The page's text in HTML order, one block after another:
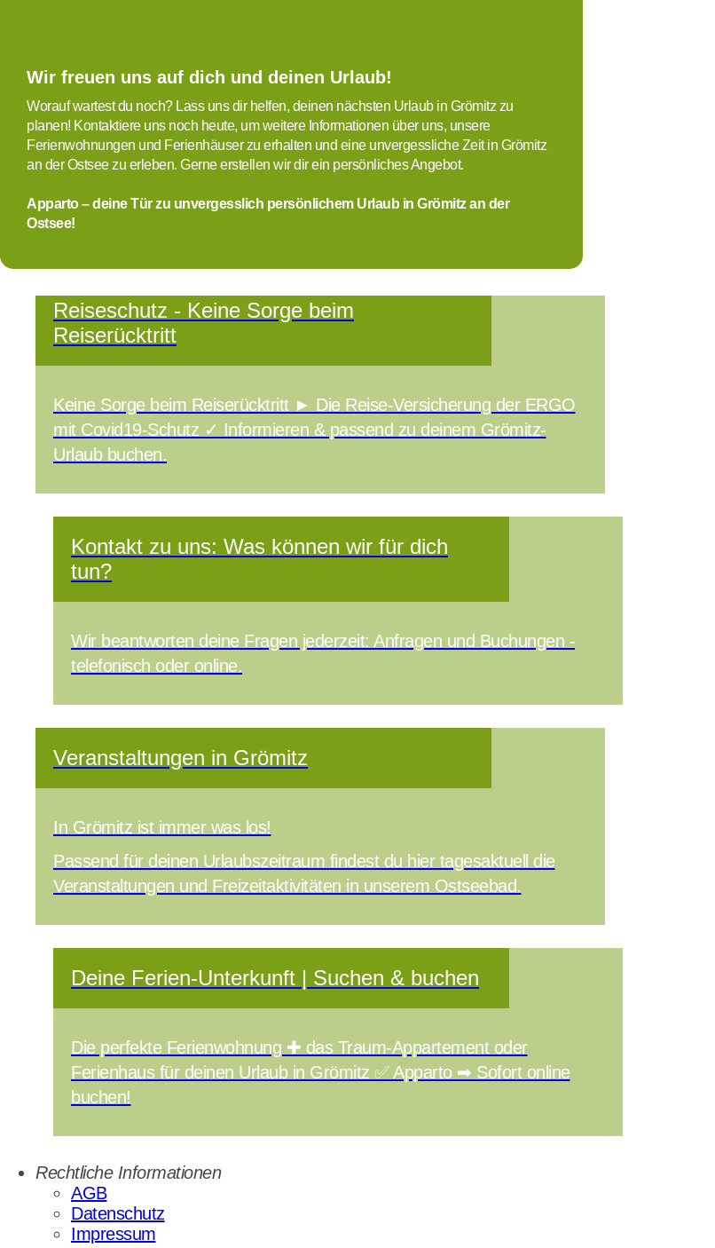
Wir freuen uns auf dich und deinen Urlaub!
Worauf wartest du noch? Lass uns dir helfen, deinen nächsten Urlaub in Grömitz zu
planen! Kontaktiere uns noch heute, um weitere Informationen über uns, unsere
Ferienwohnungen und Ferienhäuser zu erhalten und eine unvergessliche Zeit in Grömitz
an der Ostsee zu erleben. Gerne erstellen wir dir ein persönliches Angebot.
Apparto – deine Tür zu unvergesslich persönlichem Urlaub in Grömitz an der
Ostsee!
Reiseschutz - Keine Sorge beim
Reiserücktritt
Keine Sorge beim Reiserücktritt ► Die Reise-Versicherung der ERGO
mit Covid19-Schutz ✓ Informieren & passend zu deinem Grömitz-
Urlaub buchen.
Kontakt zu uns: Was können wir für dich
tun?
Wir beantworten deine Fragen jederzeit: Anfragen und Buchungen -
telefonisch oder online.
Veranstaltungen in Grömitz
In Grömitz ist immer was los!
Passend für deinen Urlaubszeitraum findest du hier tagesaktuell die
Veranstaltungen und Freizeitaktivitäten in unserem Ostseebad.
Deine Ferien-Unterkunft | Suchen & buchen
Die perfekte Ferienwohnung ✚ das Traum-Appartement oder
Ferienhaus für deinen Urlaub in Grömitz ✅ Apparto ➡ Sofort online
buchen!
Rechtliche Informationen
AGB
Datenschutz
Impressum